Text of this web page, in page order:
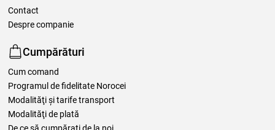
Contact
Despre companie
Cumpărături
Cum comand
Programul de fidelitate Norocei
Modalităţi şi tarife transport
Modalităţi de plată